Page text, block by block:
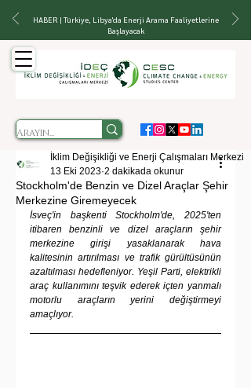
HABER | Türkiye, Libya'da Enerji Arama Faaliyetlerine
Başlayacak
Stockholm'de Benzin ve Dizel Araçlar Şehir
Merkezine Giremeyecek
İklim Değişikliği ve Enerji Çalışmaları Merkezi
13 Eki 2023 2 dakikada okunur
İsveç'in başkenti Stockholm'de, 2025'ten
itibaren benzinli ve dizel araçların şehir
merkezine girişi yasaklanarak hava
kalitesinin artırılması ve trafik gürültüsünün
azaltılması hedefleniyor. Yeşil Parti, elektrikli
araç kullanımını teşvik ederek içten yanmalı
motorlu araçların yerini değiştirmeyi
amaçlıyor.